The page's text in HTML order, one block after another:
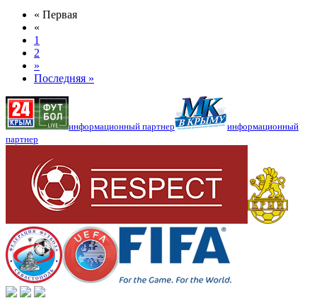
« Первая
«
1
2
»
Последняя »
информационный партнер
информационный
партнер